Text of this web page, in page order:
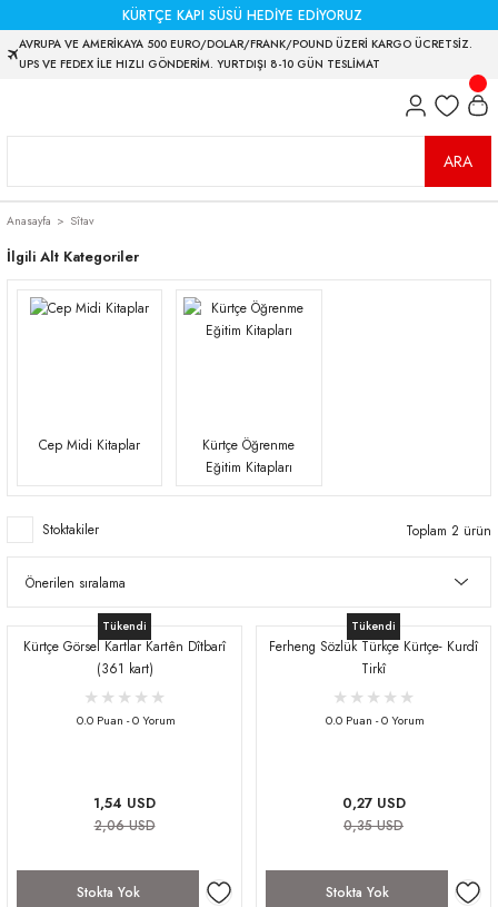
KÜRTÇE KAPI SÜSÜ HEDİYE EDİYORUZ
AVRUPA VE AMERİKAYA 500 EURO/DOLAR/FRANK/POUND ÜZERİ KARGO ÜCRETSİZ.
UPS VE FEDEX İLE HIZLI GÖNDERİM. YURTDIŞI 8-10 GÜN TESLİMAT
ARA
Anasayfa Sîtav
İlgili Alt Kategoriler
Cep Midi Kitaplar
Kürtçe Öğrenme
Eğitim Kitapları
Stoktakiler Toplam 2 ürün
Tükendi
Kürtçe Görsel Kartlar Kartên Dîtbarî
(361 kart)
0.0 Puan - 0 Yorum
1,54 USD
2,06 USD
Stokta Yok
Tükendi
Ferheng Sözlük Türkçe Kürtçe- Kurdî
Tirkî
0.0 Puan - 0 Yorum
0,27 USD
0,35 USD
Stokta Yok